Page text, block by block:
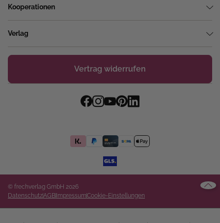
Kooperationen
Verlag
Vertrag widerrufen
© frechverlag GmbH 2026
DatenschutzAGB ImpressumCookie-Einstellungen